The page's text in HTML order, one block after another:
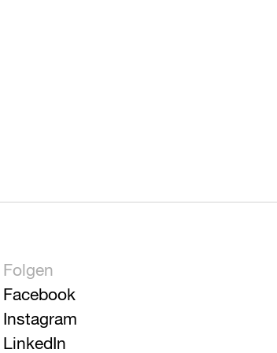
Folgen
Facebook
Instagram
LinkedIn